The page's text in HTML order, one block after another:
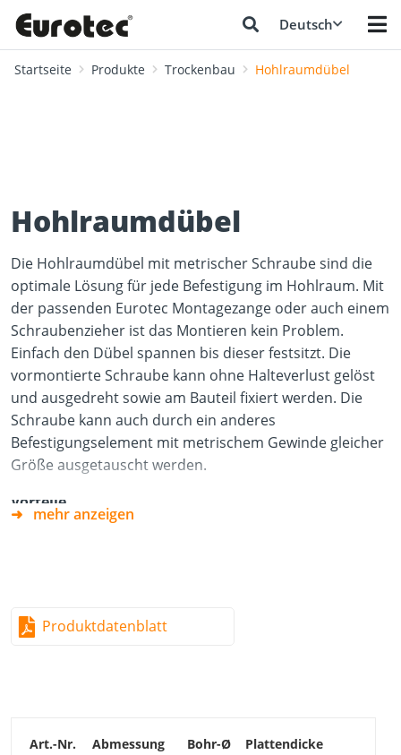
Deutsch
Startseite Produkte Trockenbau Hohlraumdübel
Hohlraumdübel
Die Hohlraumdübel mit metrischer Schraube sind die
optimale Lösung für jede Befestigung im Hohlraum. Mit
der passenden Eurotec Montagezange oder auch einem
Schraubenzieher ist das Montieren kein Problem.
Einfach den Dübel spannen bis dieser festsitzt. Die
vormontierte Schraube kann ohne Halteverlust gelöst
und ausgedreht sowie am Bauteil fixiert werden. Die
Schraube kann auch durch ein anderes
Befestigungselement mit metrischem Gewinde gleicher
Größe ausgetauscht werden.
Vorteile
Vormontierte metrische Schraube mit
Anwendungshinweise
mehr anzeigen
Produktdatenblatt